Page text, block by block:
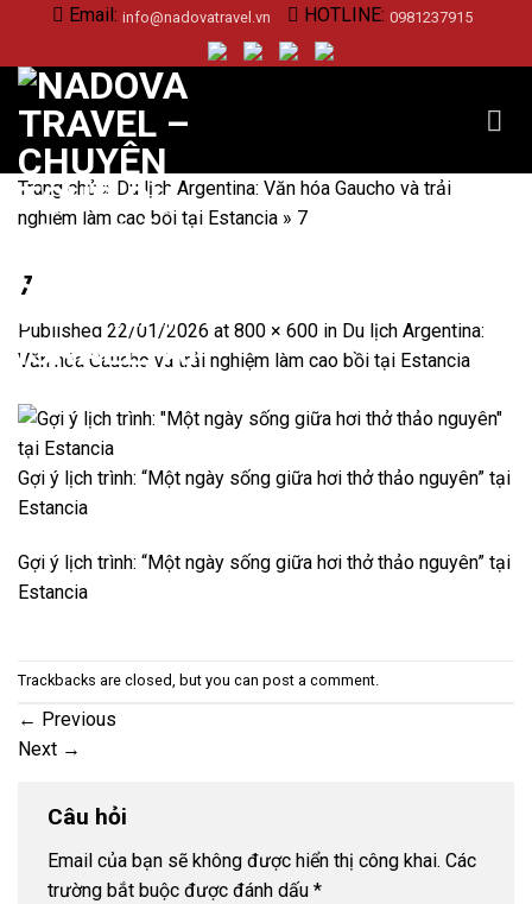
content
Email: info@nadovatravel.vn HOTLINE: 0981237915
Trang chủ » Du lịch Argentina: Văn hóa Gaucho và trải
nghiệm làm cao bồi tại Estancia » 7
7
Published 22/01/2026 at 800 × 600 in Du lịch Argentina:
Văn hóa Gaucho và trải nghiệm làm cao bồi tại Estancia
Gợi ý lịch trình: “Một ngày sống giữa hơi thở thảo nguyên” tại
Estancia
Gợi ý lịch trình: “Một ngày sống giữa hơi thở thảo nguyên” tại
Estancia
Trackbacks are closed, but you can post a comment.
← Previous
Next →
Câu hỏi
Email của bạn sẽ không được hiển thị công khai. Các
trường bắt buộc được đánh dấu *